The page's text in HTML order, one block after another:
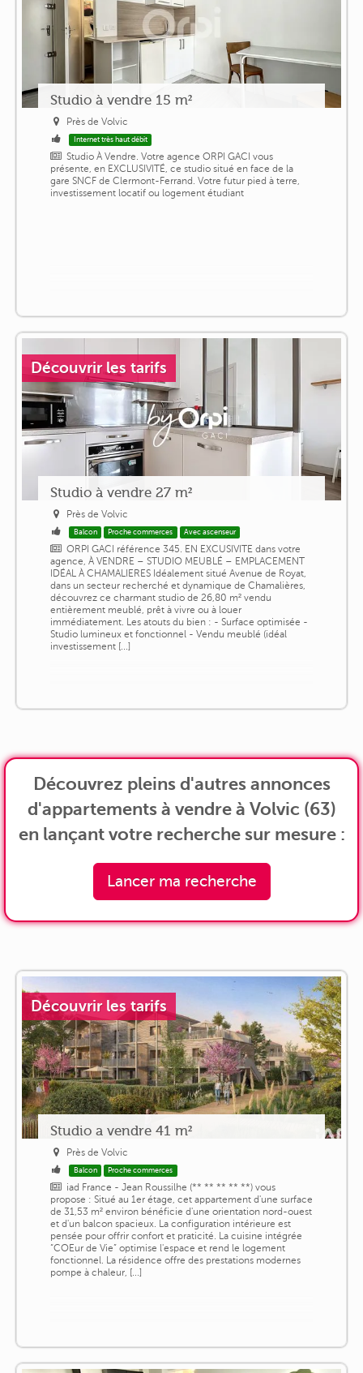
Studio à vendre 15 m²
Près de Volvic
Internet très haut débit
Studio À Vendre. Votre agence ORPI GACI vous
présente, en EXCLUSIVITÉ, ce studio situé en face de la
gare SNCF de Clermont-Ferrand. Votre futur pied à terre,
investissement locatif ou logement étudiant
Découvrir les tarifs
Studio à vendre 27 m²
Près de Volvic
Balcon Proche commerces Avec ascenseur
ORPI GACI référence 345. EN EXCUSIVITE dans votre
agence, À VENDRE – STUDIO MEUBLÉ – EMPLACEMENT
IDÉAL À CHAMALIERES Idéalement situé Avenue de Royat,
dans un secteur recherché et dynamique de Chamalières,
découvrez ce charmant studio de 26,80 m² vendu
entièrement meublé, prêt à vivre ou à louer
immédiatement. Les atouts du bien : - Surface optimisée -
Studio lumineux et fonctionnel - Vendu meublé (idéal
investissement [...]
Découvrez pleins d'autres annonces
d'appartements à vendre à Volvic (63)
en lançant votre recherche sur mesure :
Lancer ma recherche
Découvrir les tarifs
Studio a vendre 41 m²
Près de Volvic
Balcon Proche commerces
iad France - Jean Roussilhe (** ** ** ** **) vous
propose : Situé au 1er étage, cet appartement d'une surface
de 31,53 m² environ bénéficie d'une orientation nord-ouest
et d'un balcon spacieux. La configuration intérieure est
pensée pour offrir confort et praticité. La cuisine intégrée
“COEur de Vie” optimise l'espace et rend le logement
fonctionnel. La résidence offre des prestations modernes
pompe à chaleur, [...]